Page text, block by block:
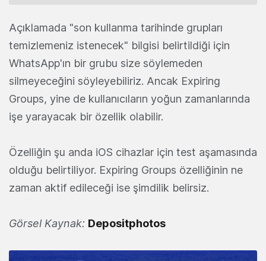
Açıklamada "son kullanma tarihinde grupları
temizlemeniz istenecek" bilgisi belirtildiği için
WhatsApp'ın bir grubu size söylemeden
silmeyeceğini söyleyebiliriz. Ancak Expiring
Groups, yine de kullanıcıların yoğun zamanlarında
işe yarayacak bir özellik olabilir.
Özelliğin şu anda iOS cihazlar için test aşamasında
olduğu belirtiliyor. Expiring Groups özelliğinin ne
zaman aktif edileceği ise şimdilik belirsiz.
Görsel Kaynak: Depositphotos